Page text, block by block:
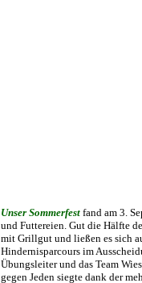
Unser Sommerfest fand am 3.
und Futtereien. Gut die Hälfte
mit Grillgut und ließen es sich
Hindernisparcours im
Übungsleiter und das Team
gegen Jeden siegte dank der